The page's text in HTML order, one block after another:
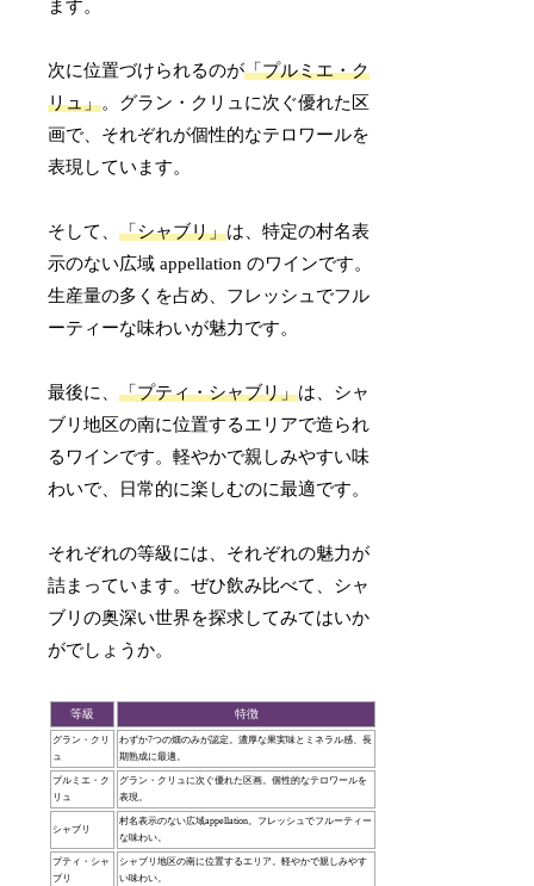
ます。
次に位置づけられるのが「プルミエ・ク
リュ」。グラン・クリュに次ぐ優れた区
画で、それぞれが個性的なテロワールを
表現しています。
そして、「シャブリ」は、特定の村名表
示のない広域 appellation のワインです。
生産量の多くを占め、フレッシュでフル
ーティーな味わいが魅力です。
最後に、「プティ・シャブリ」は、シャ
ブリ地区の南に位置するエリアで造られ
るワインです。軽やかで親しみやすい味
わいで、日常的に楽しむのに最適です。
それぞれの等級には、それぞれの魅力が
詰まっています。ぜひ飲み比べて、シャ
ブリの奥深い世界を探求してみてはいか
がでしょうか。
等級 特徴
グラン・クリ
ュ
わずか7つの畑のみが認定。濃厚な果実味とミネラル感、長
期熟成に最適。
プルミエ・ク
リュ
グラン・クリュに次ぐ優れた区画。個性的なテロワールを
表現。
シャブリ
村名表示のない広域appellation。フレッシュでフルーティー
な味わい。
プティ・シャ
ブリ
シャブリ地区の南に位置するエリア。軽やかで親しみやす
い味わい。